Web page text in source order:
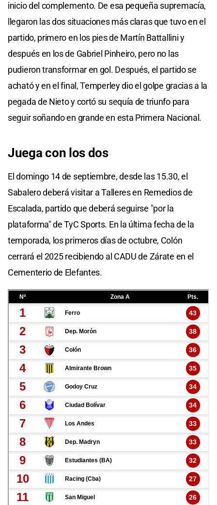
inicio del complemento. De esa pequeña supremacía,
llegaron las dos situaciones más claras que tuvo en el
partido, primero en los pies de Martín Battallini y
después en los de Gabriel Pinheiro, pero no las
pudieron transformar en gol. Después, el partido se
acható y en el final, Temperley dio el golpe gracias a la
pegada de Nieto y cortó su sequía de triunfo para
seguir soñando en grande en esta Primera Nacional.
Juega con los dos
El domingo 14 de septiembre, desde las 15.30, el
Sabalero deberá visitar a Talleres en Remedios de
Escalada, partido que deberá seguirse "por la
plataforma" de TyC Sports. En la última fecha de la
temporada, los primeros días de octubre, Colón
cerrará el 2025 recibiendo al CADU de Zárate en el
Cementerio de Elefantes.